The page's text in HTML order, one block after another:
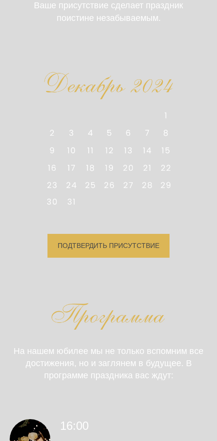
Ваше присутствие сделает праздник
поистине незабываемым.
ПОДТВЕРДИТЬ ПРИСУТСТВИЕ
На нашем юбилее мы не только вспомним все
достижения, но и заглянем в будущее. В
программе праздника вас ждут:
16:00